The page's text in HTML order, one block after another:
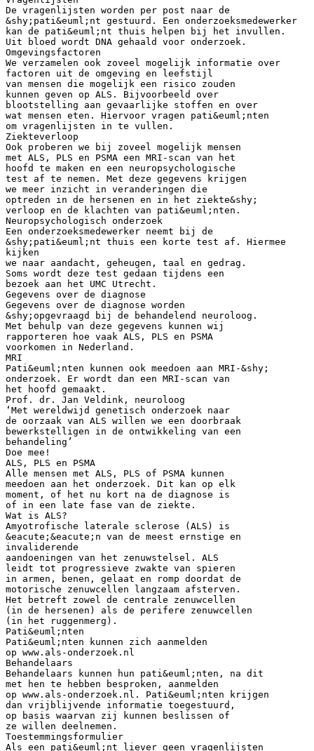
De vragenlijsten worden per post naar de
&shy;pati&euml;nt gestuurd. Een onderzoeksmedewerker
kan de pati&euml;nt thuis helpen bij het invullen.
Uit bloed wordt DNA gehaald voor onderzoek.
Omgevingsfactoren
We verzamelen ook zoveel mogelijk informatie over
factoren uit de omgeving en leefstijl
van mensen die mogelijk een risico zouden
kunnen geven op ALS. Bijvoorbeeld over
blootstelling aan gevaarlijke stoffen en over
wat mensen eten. Hiervoor vragen pati&euml;nten
om vragenlijsten in te vullen.
Ziekteverloop
Ook proberen we bij zoveel mogelijk mensen
met ALS, PLS en PSMA een MRI-scan van het
hoofd te maken en een neuropsychologische
test af te nemen. Met deze gegevens krijgen
we meer inzicht in veranderingen die
optreden in de hersenen en in het ziekte&shy;
verloop en de klachten van pati&euml;nten.
Neuropsychologisch onderzoek
Een onderzoeksmedewerker neemt bij de
&shy;pati&euml;nt thuis een korte test af. Hiermee
kijken
we naar aandacht, geheugen, taal en gedrag.
Soms wordt deze test gedaan tijdens een
bezoek aan het UMC Utrecht.
Gegevens over de diagnose
Gegevens over de diagnose worden
&shy;opgevraagd bij de behandelend neuroloog.
Met behulp van deze gegevens kunnen wij
rapporteren hoe vaak ALS, PLS en PSMA
voorkomen in Nederland.
MRI
Pati&euml;nten kunnen ook meedoen aan MRI-&shy;
onderzoek. Er wordt dan een MRI-scan van
het hoofd gemaakt.
Prof. dr. Jan Veldink, neuroloog
‘Met wereldwijd genetisch onderzoek naar
de oorzaak van ALS willen we een doorbraak
bewerkstelligen in de ontwikkeling van een
behandeling’
Doe mee!
ALS, PLS en PSMA
Alle mensen met ALS, PLS of PSMA kunnen
meedoen aan het onderzoek. Dit kan op elk
moment, of het nu kort na de diagnose is
of in een late fase van de ziekte.
Wat is ALS?
Amyotrofische laterale sclerose (ALS) is
&eacute;&eacute;n van de meest ernstige en
invaliderende
aandoeningen van het zenuwstelsel. ALS
leidt tot progressieve zwakte van spieren
in armen, benen, gelaat en romp doordat de
motorische zenuwcellen langzaam afsterven.
Het betreft zowel de centrale zenuwcellen
(in de hersenen) als de perifere zenuwcellen
(in het ruggenmerg).
Pati&euml;nten
Pati&euml;nten kunnen zich aanmelden
op www.als-onderzoek.nl
Behandelaars
Behandelaars kunnen hun pati&euml;nten, na dit
met hen te hebben besproken, aanmelden
op www.als-onderzoek.nl. Pati&euml;nten krijgen
dan vrijblijvende informatie toegestuurd,
op basis waarvan zij kunnen beslissen of
ze willen deelnemen.
Toestemmingsformulier
Als een pati&euml;nt liever geen vragenlijsten